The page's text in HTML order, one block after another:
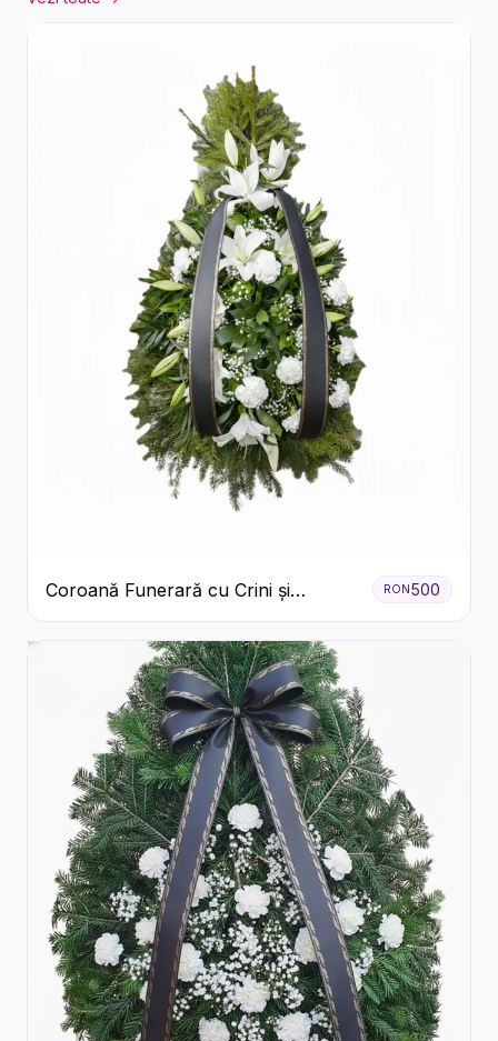
Coroană Funerară cu Crini și
Garoafe Albe
RON500